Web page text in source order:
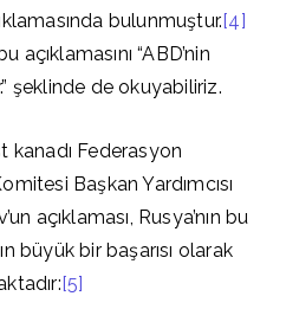
bulunmuştur.[4]
“ABD’nin
şeklinde de okuyabiliriz.
kanadı Federasyon
Başkan Yardımcısı
açıklaması, Rusya’nın bu
büyük bir başarısı olarak
[5]